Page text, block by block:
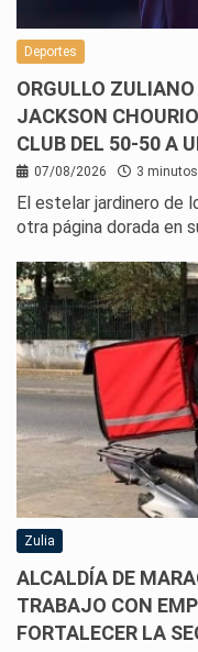
Deportes
ORGULLO
JACKSON
CLUB DEL 50-50 A
07/08/2026 3
El estelar jardinero de
otra página dorada en
Zulia
ALCALDÍA DE
TRABAJO CON
FORTALECER LA